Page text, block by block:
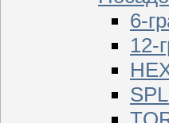
6-
12-